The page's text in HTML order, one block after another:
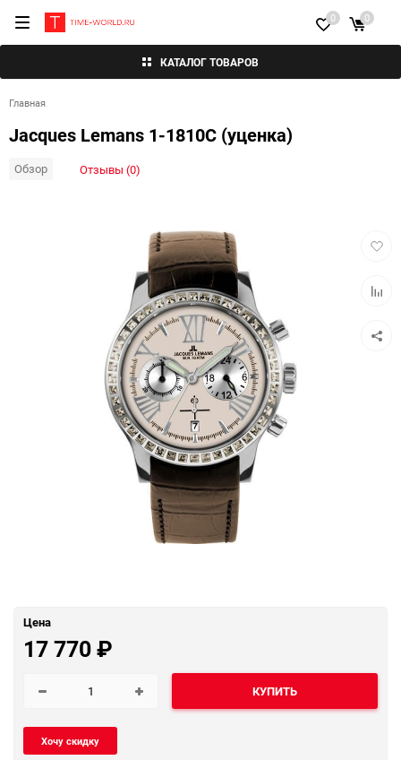
КАТАЛОГ ТОВАРОВ
0 0
Главная
Jacques Lemans 1-1810C (уценка)
Обзор Отзывы (0)
Цена
17 770₽
КУПИТЬ